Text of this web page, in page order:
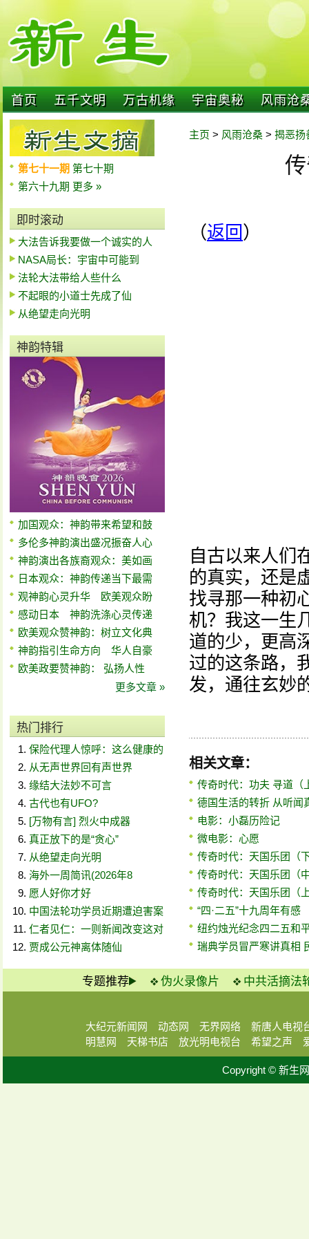
首页 五千文明 万古机缘 宇宙奥秘 风雨沧
第七十一期 第七十期
第六十九期 更多 »
即时滚动
大法告诉我要做一个诚实的人
NASA局长：宇宙中可能到
法轮大法带给人些什么
不起眼的小道士先成了仙
从绝望走向光明
神韵特辑
加国观众：神韵带来希望和鼓
多伦多神韵演出盛况振奋人心
神韵演出各族裔观众：美如画
日本观众：神韵传递当下最需
观神韵心灵升华 欧美观众盼
感动日本 神韵洗涤心灵传递
欧美观众赞神韵：树立文化典
神韵指引生命方向 华人自豪
欧美政要赞神韵： 弘扬人性
更多文章 »
热门排行
保险代理人惊呼：这么健康的
从无声世界回有声世界
缘结大法妙不可言
古代也有UFO?
[万物有言] 烈火中成器
真正放下的是“贪心”
从绝望走向光明
海外一周简讯(2026年8
愿人好你才好
中国法轮功学员近期遭迫害案
仁者见仁：一则新闻改变这对
贾成公元神离体随仙
主页 > 风雨沧桑 > 揭恶扬
（返回 ）
自古以来人们
的真实，还是
找寻那一种初
机？我这一生
道的少，更高
过的这条路，
发，通往玄妙
相关文章：
传奇时代：功夫 寻道（
德国生活的转折 从听闻
电影：小磊历险记
微电影：心愿
传奇时代：天国乐团（
传奇时代：天国乐团（
传奇时代：天国乐团（
“四·二五”十九周年有感
纽约烛光纪念四二五和
瑞典学员冒严寒讲真相
专题推荐 伪火录像片 中共活摘法
大纪元新闻网 动态网 无界网络
新唐人电视
明慧网
天梯书店 放光明电视台 希望之声
Copyright © 新生